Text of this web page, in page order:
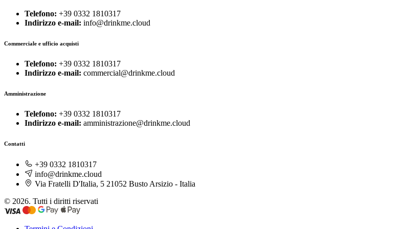
Telefono: +39 0332 1810317
Indirizzo e-mail: info@drinkme.cloud
Commerciale e ufficio acquisti
Telefono: +39 0332 1810317
Indirizzo e-mail: commercial@drinkme.cloud
Amministrazione
Telefono: +39 0332 1810317
Indirizzo e-mail: amministrazione@drinkme.cloud
Contatti
+39 0332 1810317
info@drinkme.cloud
Via Fratelli D'Italia, 5 21052 Busto Arsizio - Italia
© 2026. Tutti i diritti riservati